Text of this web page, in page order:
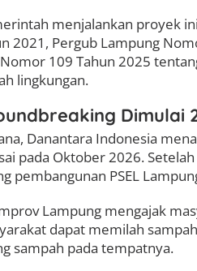
menjalankan proyek
2021, Pergub Lampung
109 Tahun 2025
lingkungan.
Dimulai
Danantara Indonesia
pada Oktober 2026.
pembangunan PSEL
Lampung mengajak
dapat memilah
sampah pada tempatnya.